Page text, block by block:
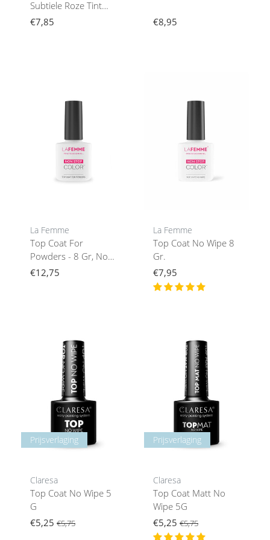
Subtiele Roze Tint
Met Roze
€7,85 €8,95
La Femme
Top Coat For
Powders - 8 Gr, No
Wipe
€12,75
La Femme
Top Coat No Wipe 8
Gr.
€7,95
Prijsverlaging
Claresa
Top Coat No Wipe 5
G
€5,25 €5,75
Prijsverlaging
Claresa
Top Coat Matt No
Wipe 5G
€5,25 €5,75